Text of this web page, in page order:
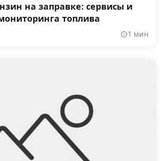
на заправке: сервисы и
топлива
1 мин